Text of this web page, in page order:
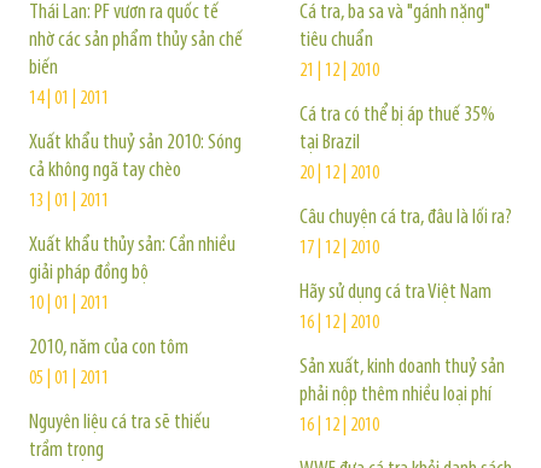
Thái Lan: PF vươn ra quốc tế
nhờ các sản phẩm thủy sản chế
biến
14 | 01 | 2011
Xuất khẩu thuỷ sản 2010: Sóng
cả không ngã tay chèo
13 | 01 | 2011
Xuất khẩu thủy sản: Cần nhiều
giải pháp đồng bộ
10 | 01 | 2011
2010, năm của con tôm
05 | 01 | 2011
Nguyên liệu cá tra sẽ thiếu
trầm trọng
Cá tra, ba sa và "gánh nặng"
tiêu chuẩn
21 | 12 | 2010
Cá tra có thể bị áp thuế 35%
tại Brazil
20 | 12 | 2010
Câu chuyện cá tra, đâu là lối ra?
17 | 12 | 2010
Hãy sử dụng cá tra Việt Nam
16 | 12 | 2010
Sản xuất, kinh doanh thuỷ sản
phải nộp thêm nhiều loại phí
16 | 12 | 2010